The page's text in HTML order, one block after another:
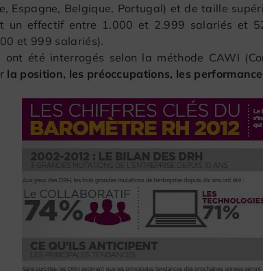
Espagne, Belgique, Portugal) et de taille
un effectif entre 1.000 et 2.999 salariés et
et 999 salariés).
ont été interrogés selon la méthode CAWI
la position, les préoccupations, les